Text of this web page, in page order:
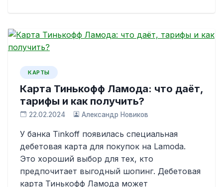
КАРТЫ
Карта Тинькофф Ламода: что даёт,
тарифы и как получить?
22.02.2024 Александр Новиков
У банка Tinkoff появилась специальная
дебетовая карта для покупок на Lamoda.
Это хороший выбор для тех, кто
предпочитает выгодный шопинг. Дебетовая
карта Тинькофф Ламода может